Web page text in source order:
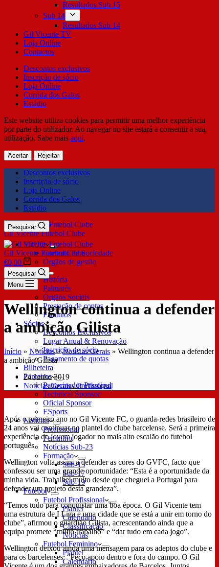
Resultados Sub 15
Sub 14
Resultados Sub 14
Gil Vicente TV
Loja Online
Contactos
Descontos exclusivos
Inscrição de sócio
Loja Online
Corrida dos Galos
Estádio
Este website utiliza cookies para permitir uma melhor experiência
por parte do utilizador. Ao navegar no site estará a consentir a sua
utilização. Sabe mais aqui.
Aceitar Rejeitar
Descontos exclusivos
Inscrição de sócio
Loja Online
Corrida dos Galos
Estádio
Gil Vicente Futebol Clube
Pesquisar
SDUQ
Contrato de Sociedade
Órgãos de gestão
Clube
História
Palmarés
Órgãos Sociais
Prestação de contas
Estatutos
Sócios
Descontos Exclusivos
Lugar Anual & Renovação
Inscrição de sócio
Pagamento de quotas
Bilheteira
Parceiros
Patrocinador Principal
Technical Sponsor
Oficial Sponsor
ESports
Notícias
Profissional
Feminino
Notícias Sub-23
Formação
Sub-15
Sub-17
Sub-19
Futebol
Futebol Profissional
Plantel
Calendário
Classificação
Notícias
Futebol Feminino
Plantel
Calendário
Gil Vicente Futebol Clube
€0,00
Pesquisar
Menu
Wellington continua a defender
a ambição Gilista
Início » Notícias»Notícias Gerais » Wellington continua a defender
a ambição Gilista
24 Junho 2019
Notícias Gerais/Profissional
Após o primeiro ano no Gil Vicente FC, o guarda-redes brasileiro de
24 anos vai continuar no plantel do clube barcelense. Será a primeira
experiência do jovem jogador no mais alto escalão do futebol
português.
Wellington volta assim a defender as cores do GVFC, facto que
confessou ser uma grande oportunidade: “Esta é a oportunidade da
minha vida. Trabalhei muito desde que cheguei a Portugal para
defender um projeto desta grandeza”.
“Temos tudo para conquistar uma boa época. O Gil Vicente tem
uma estrutura de I Liga e uma cidade que se está a unir em torno do
clube”, afirmou o guardião Gilista, acrescentando ainda que a
equipa promete “muito trabalho” e “dar tudo em cada jogo”.
Wellington deixou ainda uma mensagem para os adeptos do clube e
para os barcelenses: “Peço apoio dentro e fora do campo. O Gil